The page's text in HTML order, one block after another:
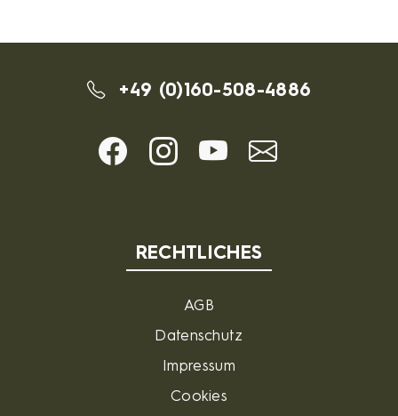
+49 (0)160-508-4886
RECHTLICHES
AGB
Datenschutz
Impressum
Cookies